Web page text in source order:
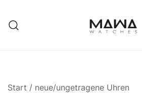
Inhalt
springen
Start / neue/ungetragene Uhren